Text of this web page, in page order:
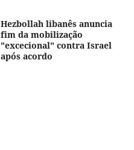
Hezbollah libanês anuncia
fim da mobilização
"excecional" contra Israel
após acordo